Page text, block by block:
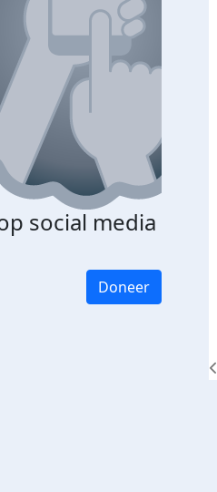
social media
Doneer